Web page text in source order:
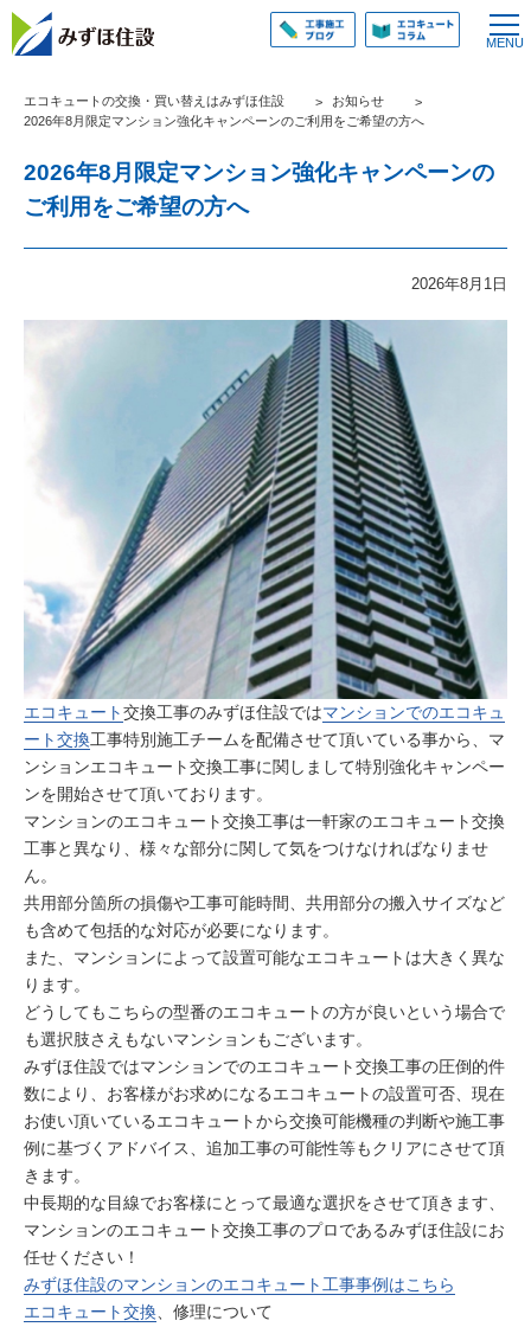
エコキュートの交換・買い替えはみずほ住設
お知らせ
2026年8月限定マンション強化キャンペーンのご利用をご希望の方へ
2026年8月限定マンション強化キャンペーンの
ご利用をご希望の方へ
2026年8月1日
エコキュート交換工事のみずほ住設ではマンションでのエコキュ
ート交換工事特別施工チームを配備させて頂いている事から、マ
ンションエコキュート交換工事に関しまして特別強化キャンペー
ンを開始させて頂いております。
マンションのエコキュート交換工事は一軒家のエコキュート交換
工事と異なり、様々な部分に関して気をつけなければなりませ
ん。
共用部分箇所の損傷や工事可能時間、共用部分の搬入サイズなど
も含めて包括的な対応が必要になります。
また、マンションによって設置可能なエコキュートは大きく異な
ります。
どうしてもこちらの型番のエコキュートの方が良いという場合で
も選択肢さえもないマンションもございます。
みずほ住設ではマンションでのエコキュート交換工事の圧倒的件
数により、お客様がお求めになるエコキュートの設置可否、現在
お使い頂いているエコキュートから交換可能機種の判断や施工事
例に基づくアドバイス、追加工事の可能性等もクリアにさせて頂
きます。
中長期的な目線でお客様にとって最適な選択をさせて頂きます、
マンションのエコキュート交換工事のプロであるみずほ住設にお
任せください！
みずほ住設のマンションのエコキュート工事事例はこちら
エコキュート交換 、修理について